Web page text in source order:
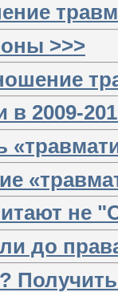
>>>
2009-
не
до